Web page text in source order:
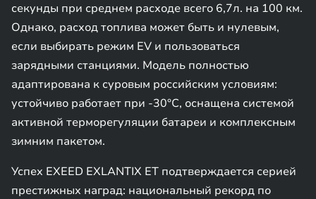
секунды при среднем расходе всего 6,7л. на 100 км.
Однако, расход топлива может быть и нулевым,
если выбирать режим EV и пользоваться
зарядными станциями. Модель полностью
адаптирована к суровым российским условиям:
устойчиво работает при -30°C, оснащена системой
активной терморегуляции батареи и комплексным
зимним пакетом.
Успех EXEED EXLANTIX ET подтверждается серией
престижных наград: национальный рекорд по